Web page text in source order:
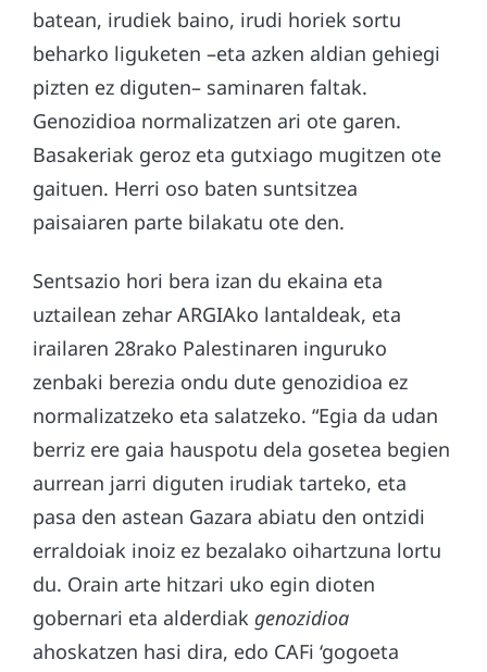
batean, irudiek baino, irudi horiek sortu
beharko liguketen –eta azken aldian gehiegi
pizten ez diguten– saminaren faltak.
Genozidioa normalizatzen ari ote garen.
Basakeriak geroz eta gutxiago mugitzen ote
gaituen. Herri oso baten suntsitzea
paisaiaren parte bilakatu ote den.
Sentsazio hori bera izan du ekaina eta
uztailean zehar ARGIAko lantaldeak, eta
irailaren 28rako Palestinaren inguruko
zenbaki berezia ondu dute genozidioa ez
normalizatzeko eta salatzeko. “Egia da udan
berriz ere gaia hauspotu dela gosetea begien
aurrean jarri diguten irudiak tarteko, eta
pasa den astean Gazara abiatu den ontzidi
erraldoiak inoiz ez bezalako oihartzuna lortu
du. Orain arte hitzari uko egin dioten
gobernari eta alderdiak genozidioa
ahoskatzen hasi dira, edo CAFi ‘gogoeta